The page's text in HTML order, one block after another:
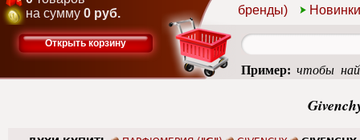
бренды)
Новинки
на сумму 0 руб.
Открыть корзину
Пример: чтобы